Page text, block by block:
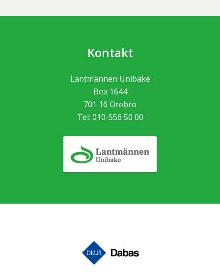
Kontakt
Lantmännen Unibake
Box 1644
701 16 Örebro
Tel: 010-556 50 00